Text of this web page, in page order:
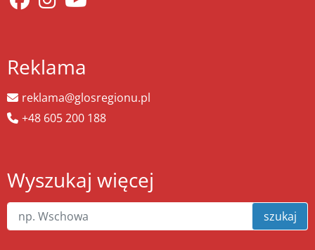
Reklama
reklama@glosregionu.pl
+48 605 200 188
Wyszukaj więcej
szukaj